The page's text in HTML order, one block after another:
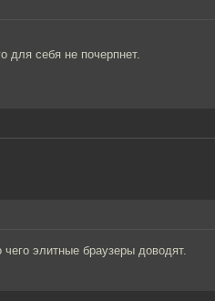
для себя не почерпнет.
элитные браузеры доводят.